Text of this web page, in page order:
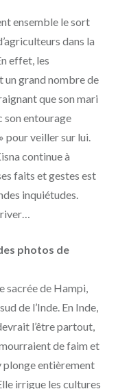
ensemble le sort
dans la
effet, les
un grand nombre de
que son mari
son entourage
pour veiller sur lui.
continue à
faits et gestes est
inquiétudes.
photos de
sacrée de Hampi,
de l’Inde. En Inde,
l’être partout,
de faim et
plonge entièrement
irrigue les cultures